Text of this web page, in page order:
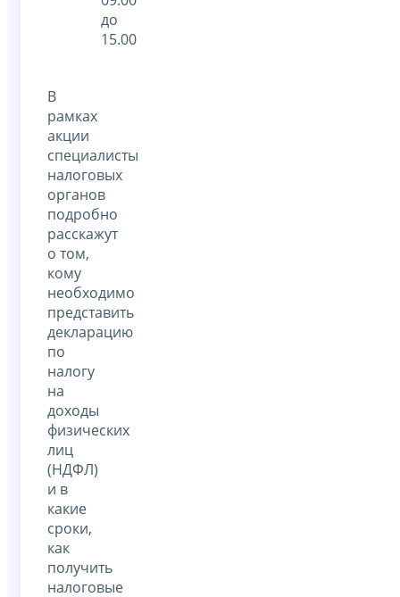
до
15.00
В
рамках
акции
специалисты
налоговых
органов
подробно
расскажут
о том,
кому
необходимо
представить
декларацию
по
налогу
на
доходы
физических
лиц
(НДФЛ)
и в
какие
сроки,
как
получить
налоговые